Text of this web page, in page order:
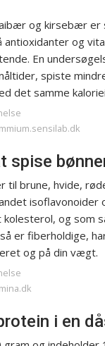
og kirsebær er
antioxidanter og
En
spiste
det samme
spise
til brune, hvide,
og som
er fiberholdige,
og på din vægt.
i en